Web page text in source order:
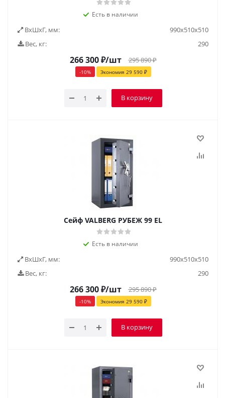
Есть в наличии
ВxШxГ, мм:
990х510х510
Вес, кг:
290
266 300₽/шт 295 890₽
-10% Экономия 29 590₽
В корзину
Сейф VALBERG РУБЕЖ 99 EL
Есть в наличии
ВxШxГ, мм:
990х510х510
Вес, кг:
290
266 300₽/шт 295 890₽
-10% Экономия 29 590₽
В корзину